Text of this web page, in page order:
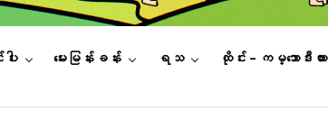
ါး မေးမြန်းခန်း ရသ ထိုင်း – ကမ္ဘောဒီးယား